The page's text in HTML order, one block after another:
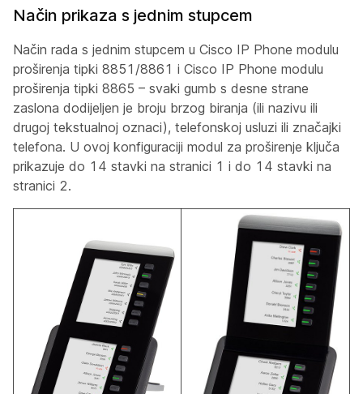
Način prikaza s jednim stupcem
Način rada s jednim stupcem u Cisco IP Phone modulu
proširenja tipki 8851/8861 i Cisco IP Phone modulu
proširenja tipki 8865 – svaki gumb s desne strane
zaslona dodijeljen je broju brzog biranja (ili nazivu ili
drugoj tekstualnoj oznaci), telefonskoj usluzi ili značajki
telefona. U ovoj konfiguraciji modul za proširenje ključa
prikazuje do 14 stavki na stranici 1 i do 14 stavki na
stranici 2.